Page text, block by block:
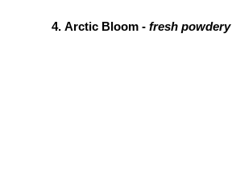
Arctic Bloom - fresh powdery